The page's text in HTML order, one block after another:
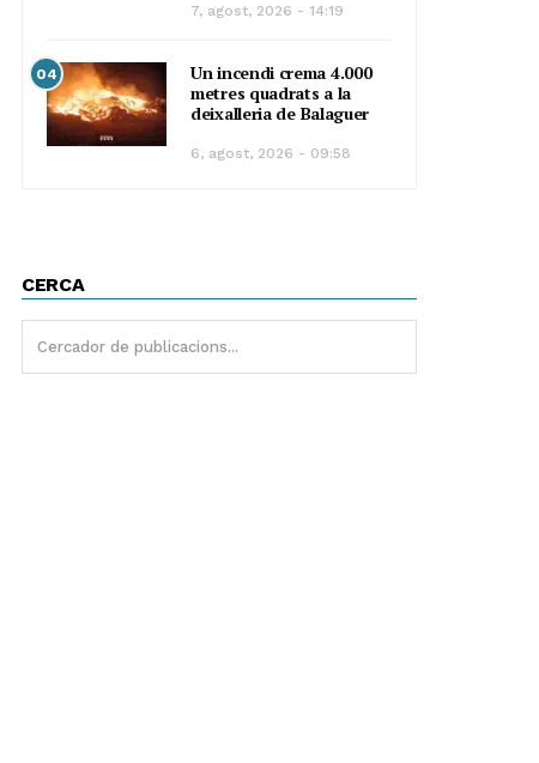
7, agost, 2026 - 14:19
04
Un incendi crema 4.000
metres quadrats a la
deixalleria de Balaguer
6, agost, 2026 - 09:58
CERCA